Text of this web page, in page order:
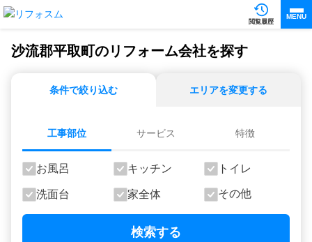
閲覧履歴
MENU
沙流郡平取町のリフォーム会社を探す
条件で絞り込む エリアを変更する
工事部位 サービス 特徴
お風呂 キッチン トイレ
洗面台 家全体 その他
検索する